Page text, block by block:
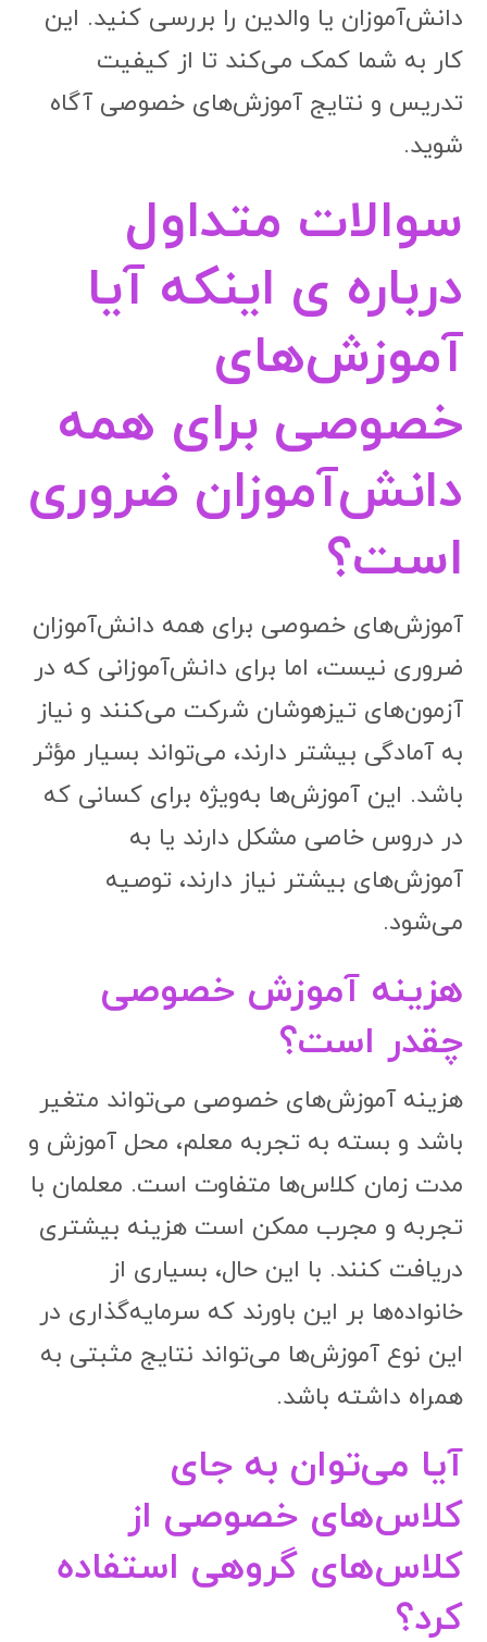
دانش‌آموزان یا والدین را بررسی کنید. این
کار به شما کمک می‌کند تا از کیفیت
تدریس و نتایج آموزش‌های خصوصی آگاه
شوید.
سوالات متداول
درباره ی اینکه آیا
آموزش‌های
خصوصی برای همه
دانش‌آموزان ضروری
است؟
آموزش‌های خصوصی برای همه دانش‌آموزان
ضروری نیست، اما برای دانش‌آموزانی که در
آزمون‌های تیزهوشان شرکت می‌کنند و نیاز
به آمادگی بیشتر دارند، می‌تواند بسیار مؤثر
باشد. این آموزش‌ها به‌ویژه برای کسانی که
در دروس خاصی مشکل دارند یا به
آموزش‌های بیشتر نیاز دارند، توصیه
می‌شود.
هزینه آموزش خصوصی
چقدر است؟
هزینه آموزش‌های خصوصی می‌تواند متغیر
باشد و بسته به تجربه معلم، محل آموزش و
مدت زمان کلاس‌ها متفاوت است. معلمان با
تجربه و مجرب ممکن است هزینه بیشتری
دریافت کنند. با این حال، بسیاری از
خانواده‌ها بر این باورند که سرمایه‌گذاری در
این نوع آموزش‌ها می‌تواند نتایج مثبتی به
همراه داشته باشد.
آیا می‌توان به جای
کلاس‌های خصوصی از
کلاس‌های گروهی استفاده
کرد؟